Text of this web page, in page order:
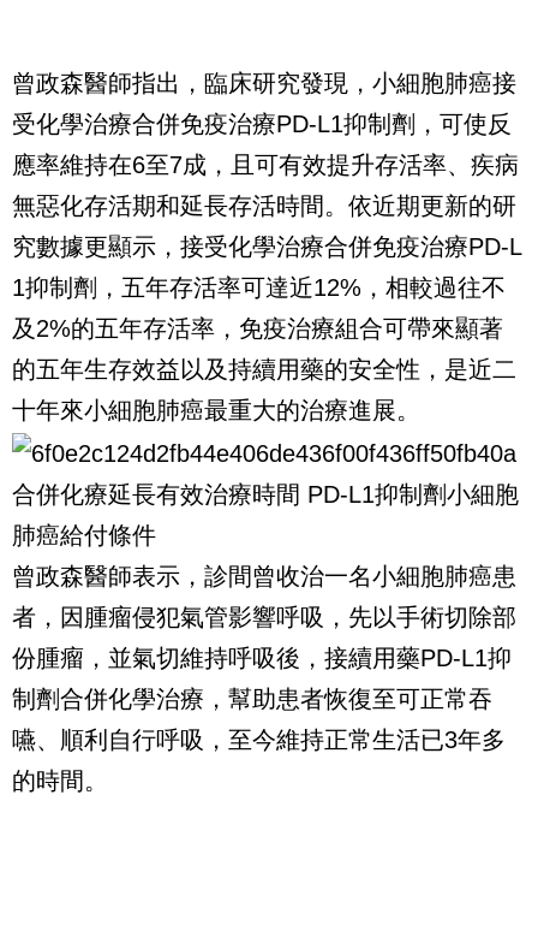
曾政森醫師指出，臨床研究發現，小細胞肺癌接
受化學治療合併免疫治療PD-L1抑制劑，可使反
應率維持在6至7成，且可有效提升存活率、疾病
無惡化存活期和延長存活時間。依近期更新的研
究數據更顯示，接受化學治療合併免疫治療PD-L
1抑制劑，五年存活率可達近12%，相較過往不
及2%的五年存活率，免疫治療組合可帶來顯著
的五年生存效益以及持續用藥的安全性，是近二
十年來小細胞肺癌最重大的治療進展。
合併化療延長有效治療時間 PD-L1抑制劑小細胞
肺癌給付條件
曾政森醫師表示，診間曾收治一名小細胞肺癌患
者，因腫瘤侵犯氣管影響呼吸，先以手術切除部
份腫瘤，並氣切維持呼吸後，接續用藥PD-L1抑
制劑合併化學治療，幫助患者恢復至可正常吞
嚥、順利自行呼吸，至今維持正常生活已3年多
的時間。